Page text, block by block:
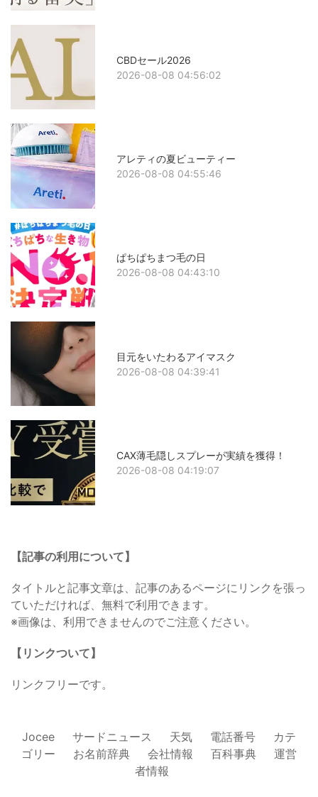
CBDセール2026
2026-08-08 04:56:02
アレティの夏ビューティー
2026-08-08 04:55:46
ぱちぱちまつ毛の日
2026-08-08 04:43:10
目元をいたわるアイマスク
2026-08-08 04:39:41
CAX薄毛隠しスプレーが実績を獲得！
2026-08-08 04:19:07
【記事の利用について】
タイトルと記事文章は、記事のあるページにリンクを張っ
ていただければ、無料で利用できます。
※画像は、利用できませんのでご注意ください。
【リンクついて】
リンクフリーです。
Jocee サードニュース 天気 電話番号
カテ
ゴリー
お名前辞典 会社情報 百科事典
運営
者情報